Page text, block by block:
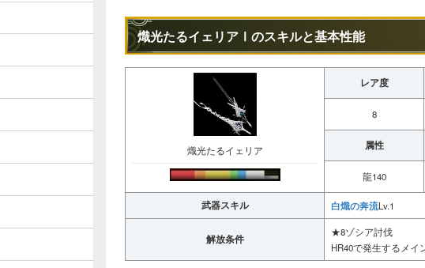
熾光たるイェリアⅠのスキルと基本性能
熾光たるイェリア
レア度
8
属性
龍140
武器スキル 白熾の奔流Lv.1
解放条件
★8ゾシア討伐
HR40で発生するメ